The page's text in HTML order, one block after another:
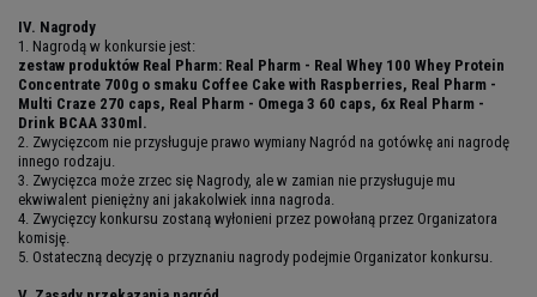
IV. Nagrody
1. Nagrodą w konkursie jest:
zestaw produktów Real Pharm: Real Pharm - Real Whey 100 Whey Protein
Concentrate 700g o smaku Coffee Cake with Raspberries, Real Pharm -
Multi Craze 270 caps, Real Pharm - Omega 3 60 caps, 6x Real Pharm -
Drink BCAA 330ml.
2. Zwycięzcom nie przysługuje prawo wymiany Nagród na gotówkę ani nagrodę
innego rodzaju.
3. Zwycięzca może zrzec się Nagrody, ale w zamian nie przysługuje mu
ekwiwalent pieniężny ani jakakolwiek inna nagroda.
4. Zwycięzcy konkursu zostaną wyłonieni przez powołaną przez Organizatora
komisję.
5. Ostateczną decyzję o przyznaniu nagrody podejmie Organizator konkursu.